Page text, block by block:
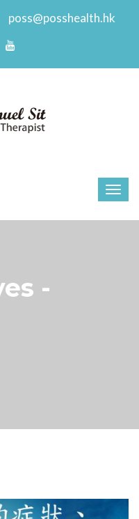
poss@posshealth.hk
-